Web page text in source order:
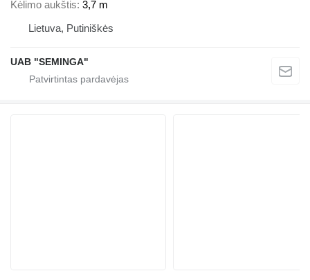
Kėlimo aukštis 3,7 m
Lietuva, Putiniškės
UAB "SEMINGA"